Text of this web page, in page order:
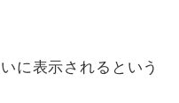
に表示されるという